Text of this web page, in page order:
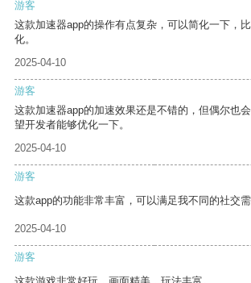
游客
这款加速器app的操作有点复杂，可以简化一下，
化。
2025-04-10
游客
这款加速器app的加速效果还是不错的，但偶尔也
望开发者能够优化一下。
2025-04-10
游客
这款app的功能非常丰富，可以满足我不同的社交需
2025-04-10
游客